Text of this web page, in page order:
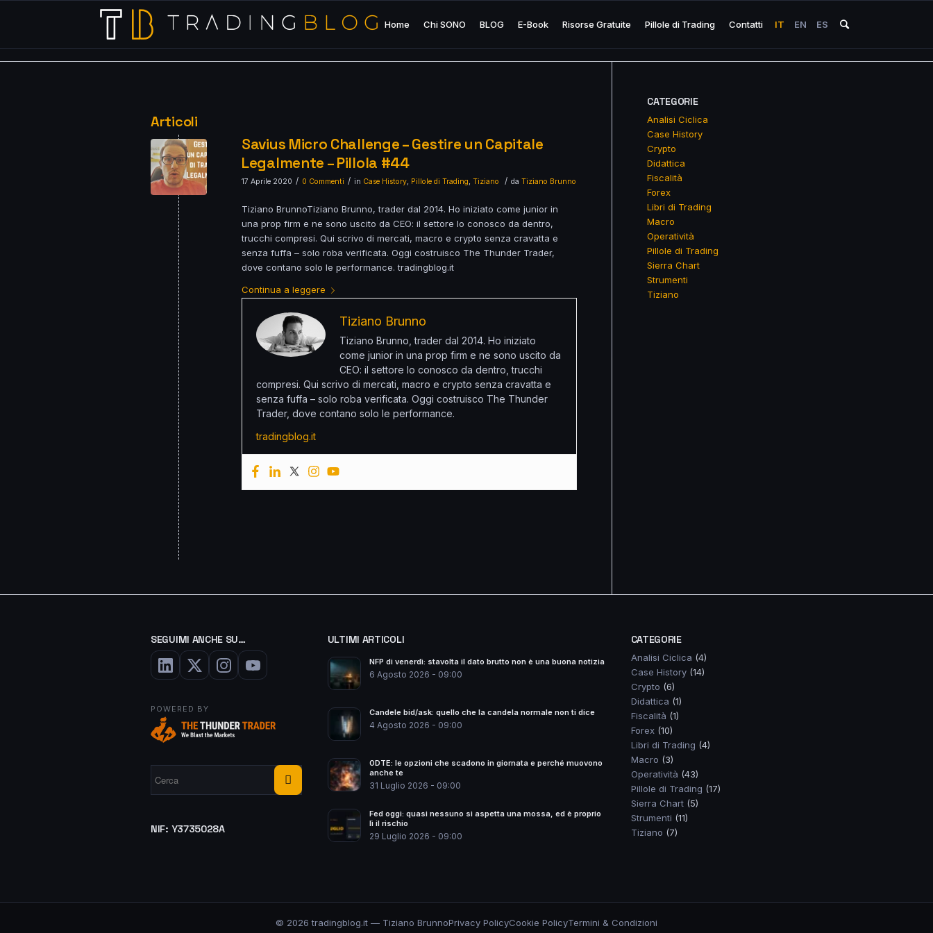
Home Chi SONO BLOG E-Book Risorse Gratuite Pillole di Trading Contatti IT EN ES
Articoli
Savius Micro Challenge – Gestire un Capitale
Legalmente – Pillola #44
17 Aprile 2020 / 0 Commenti / in Case History, Pillole di Trading, Tiziano / da Tiziano Brunno
Tiziano BrunnoTiziano Brunno, trader dal 2014. Ho iniziato come junior in
una prop firm e ne sono uscito da CEO: il settore lo conosco da dentro,
trucchi compresi. Qui scrivo di mercati, macro e crypto senza cravatta e
senza fuffa – solo roba verificata. Oggi costruisco The Thunder Trader,
dove contano solo le performance. tradingblog.it
Continua a leggere
Tiziano Brunno
Tiziano Brunno, trader dal 2014. Ho iniziato
come junior in una prop firm e ne sono uscito da
CEO: il settore lo conosco da dentro, trucchi
compresi. Qui scrivo di mercati, macro e crypto senza cravatta e
senza fuffa – solo roba verificata. Oggi costruisco The Thunder
Trader, dove contano solo le performance.
tradingblog.it
CATEGORIE
Analisi Ciclica
Case History
Crypto
Didattica
Fiscalità
Forex
Libri di Trading
Macro
Operatività
Pillole di Trading
Sierra Chart
Strumenti
Tiziano
SEGUIMI ANCHE SU…
POWERED BY
NIF: Y3735028A
ULTIMI ARTICOLI
NFP di venerdì: stavolta il dato brutto non è una buona notizia
6 Agosto 2026 - 09:00
Candele bid/ask: quello che la candela normale non ti dice
4 Agosto 2026 - 09:00
0DTE: le opzioni che scadono in giornata e perché muovono
anche te
31 Luglio 2026 - 09:00
Fed oggi: quasi nessuno si aspetta una mossa, ed è proprio
lì il rischio
29 Luglio 2026 - 09:00
CATEGORIE
Analisi Ciclica (4)
Case History(14)
Crypto (6)
Didattica (1)
Fiscalità (1)
Forex(10)
Libri di Trading (4)
Macro (3)
Operatività (43)
Pillole di Trading (17)
Sierra Chart(5)
Strumenti (11)
Tiziano (7)
© 2026 tradingblog.it — Tiziano BrunnoPrivacy PolicyCookie PolicyTermini & Condizioni